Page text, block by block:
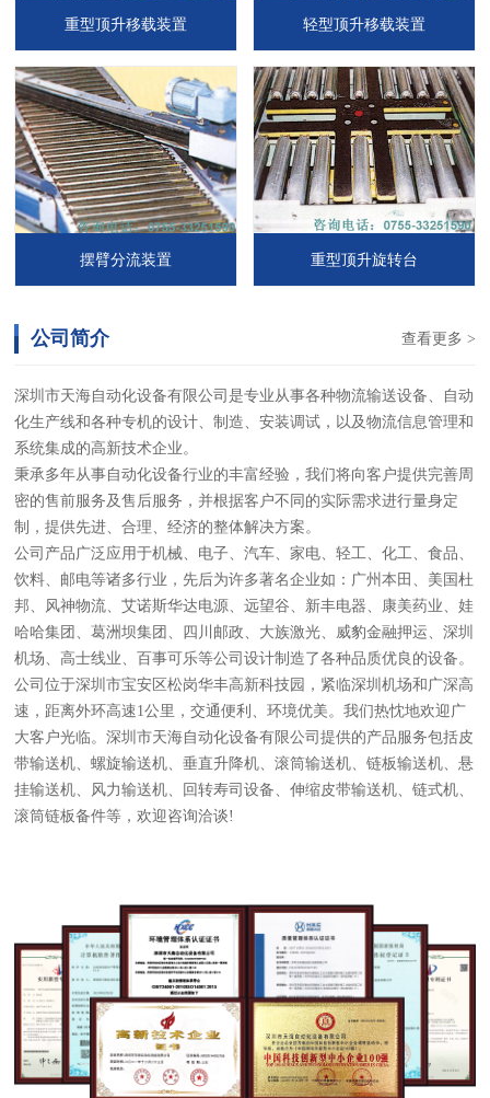
重型顶升移载装置 轻型顶升移载装置
摆臂分流装置 重型顶升旋转台
查看更多 >
公司简介
深圳市天海自动化设备有限公司是专业从事各种物流输送设备、自动
化生产线和各种专机的设计、制造、安装调试，以及物流信息管理和
系统集成的高新技术企业。
秉承多年从事自动化设备行业的丰富经验，我们将向客户提供完善周
密的售前服务及售后服务，并根据客户不同的实际需求进行量身定
制，提供先进、合理、经济的整体解决方案。
公司产品广泛应用于机械、电子、汽车、家电、轻工、化工、食品、
饮料、邮电等诸多行业，先后为许多著名企业如：广州本田、美国杜
邦、风神物流、艾诺斯华达电源、远望谷、新丰电器、康美药业、娃
哈哈集团、葛洲坝集团、四川邮政、大族激光、威豹金融押运、深圳
机场、高士线业、百事可乐等公司设计制造了各种品质优良的设备。
公司位于深圳市宝安区松岗华丰高新科技园，紧临深圳机场和广深高
速，距离外环高速1公里，交通便利、环境优美。我们热忱地欢迎广
大客户光临。深圳市天海自动化设备有限公司提供的产品服务包括皮
带输送机、螺旋输送机、垂直升降机、滚筒输送机、链板输送机、悬
挂输送机、风力输送机、回转寿司设备、伸缩皮带输送机、链式机、
滚筒链板备件等，欢迎咨询洽谈!